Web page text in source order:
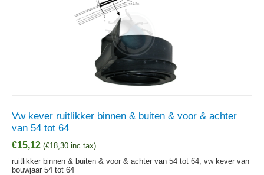
Vw kever ruitlikker binnen & buiten & voor & achter
van 54 tot 64
€15,12 (€18,30 inc tax)
ruitlikker binnen & buiten & voor & achter van 54 tot 64, vw kever van
bouwjaar 54 tot 64